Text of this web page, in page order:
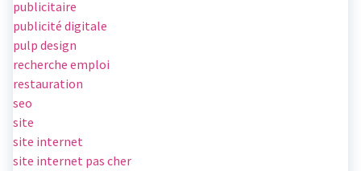
publicitaire
publicité digitale
pulp design
recherche emploi
restauration
seo
site
site internet
site internet pas cher